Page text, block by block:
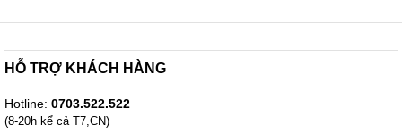
HỖ TRỢ KHÁCH HÀNG
Hotline: 0703.522.522
(8-20h kể cả T7,CN)